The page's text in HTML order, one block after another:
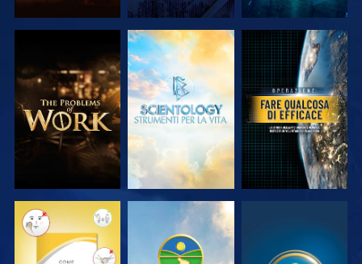
ESPLORA LE
SERIE
ESPLORA LE
SERIE
GUARDA
GUARDA GUARDA GUARDA